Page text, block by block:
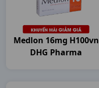
Medlon 16mg H100vn
DHG Pharma